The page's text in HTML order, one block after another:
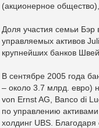
(акционерное
Доля участия семьи
управляемых активов
крупнейших банков
В сентябре 2005 года
– около 3.7 млрд. евро)
von Ernst AG, Banco di
по управлению
холдинг UBS.